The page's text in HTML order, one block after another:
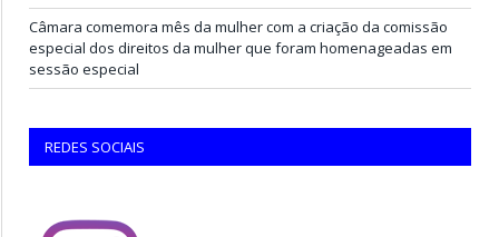
Câmara comemora mês da mulher com a criação da comissão
especial dos direitos da mulher que foram homenageadas em
sessão especial
REDES SOCIAIS